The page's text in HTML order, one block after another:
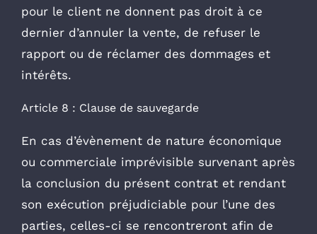
pour le client ne donnent pas droit à ce
dernier d’annuler la vente, de refuser le
rapport ou de réclamer des dommages et
intérêts.
Article 8 : Clause de sauvegarde
En cas d’évènement de nature économique
ou commerciale imprévisible survenant après
la conclusion du présent contrat et rendant
son exécution préjudiciable pour l’une des
parties, celles-ci se rencontreront afin de